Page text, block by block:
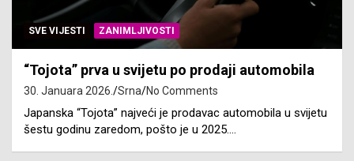
SVE VIJESTI ZANIMLJIVOSTI
“Tojota” prva u svijetu po prodaji automobila
30. Januara 2026. Srna No Comments
Japanska “Tojota” najveći je prodavac automobila u svijetu
šestu godinu zaredom, pošto je u 2025.…